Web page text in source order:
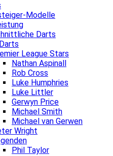
Modelle
Darts
League Stars
Nathan Aspinall
Rob Cross
Luke Humphries
Luke Littler
Gerwyn Price
Michael Smith
Michael van Gerwen
Wright
Phil Taylor